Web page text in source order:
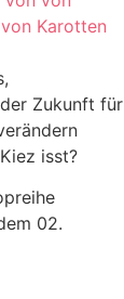
Zukunft für
isst?
02.